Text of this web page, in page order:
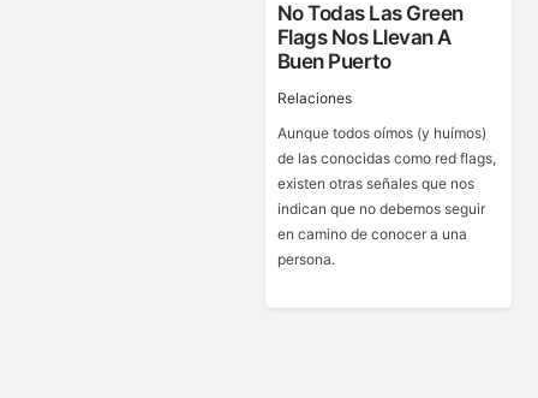
No Todas Las Green
Flags Nos Llevan A
Buen Puerto
Relaciones
Aunque todos oímos (y huímos)
de las conocidas como red flags,
existen otras señales que nos
indican que no debemos seguir
en camino de conocer a una
persona.